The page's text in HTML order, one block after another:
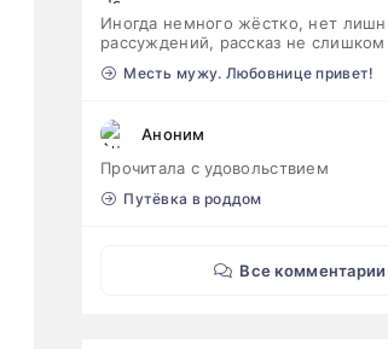
Иногда немного жёстко, нет
рассуждений, рассказ не
Месть мужу. Любовнице привет!
Аноним
Прочитала с удовольствием
Путёвка в роддом
Все комментарии